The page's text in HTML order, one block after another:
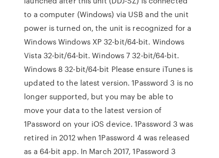
to a computer (Windows) via USB and the unit
power is turned on, the unit is recognized for a
Windows Windows XP 32-bit/64-bit. Windows
Vista 32-bit/64-bit. Windows 7 32-bit/64-bit.
Windows 8 32-bit/64-bit Please ensure iTunes is
updated to the latest version. 1Password 3 is no
longer supported, but you may be able to
move your data to the latest version of
1Password on your iOS device. 1Password 3 was
retired in 2012 when 1Password 4 was released
as a 64-bit app. In March 2017, 1Password 3